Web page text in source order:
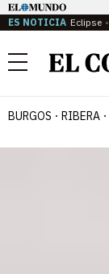
ES NOTICIA Eclipse
Menú
BURGOS RIBERA